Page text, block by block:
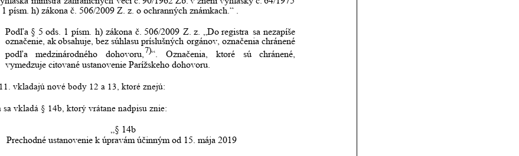
písm. h) zákona č. 506/2009 Z. z. o ochranných známkach.“ .
Podľa § 5 ods. 1 písm. h) zákona č. 506/2009 Z. z. „Do registra sa nezapíše
označenie, akobsahuje, bez súhlasu príslušných orgánov, označenia chránené
podľa
medzinárodného dohovoru, 7)“. Označenia, ktoré sú
chránené,
vymedzuje citované ustanovenie Parížskeho dohovoru.
vkladajú nové body 12 a 13, ktoré znejú:
sa vkladá § 14b, ktorý vrátane nadpisu znie:
„§ 14b
Prechodné ustanovenie k úpravám účinným od 15. mája 2019